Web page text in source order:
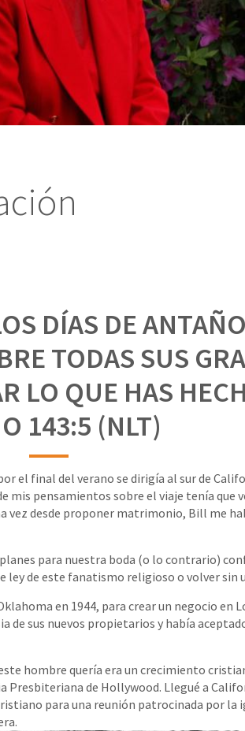
DÍAS DE
TODAS SUS
LO QUE HAS
143:5 (NLT)
el final del verano se dirigía al sur de
mis pensamientos sobre el viaje tenía que
vez desde proponer matrimonio, Bill me
para nuestra boda (o lo contrario)
ley de este fanatismo religioso o volver sin
en 1944, para crear un negocio en
de sus nuevos propietarios y había
hombre quería era un crecimiento
Presbiteriana de Hollywood. Llegué a
para una reunión patrocinada por la